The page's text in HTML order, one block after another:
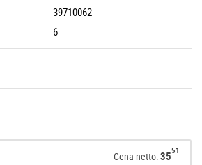
39710062
6
Cena netto:3551